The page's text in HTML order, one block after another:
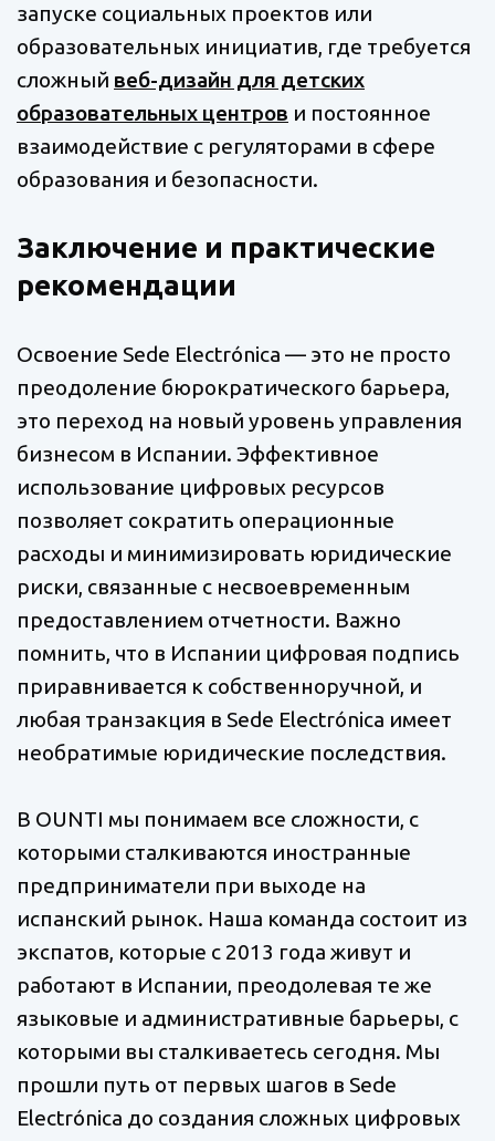
запуске социальных проектов или
образовательных инициатив, где требуется
сложный веб-дизайн для детских
образовательных центров и постоянное
взаимодействие с регуляторами в сфере
образования и безопасности.
Заключение и практические
рекомендации
Освоение Sede Electrónica — это не просто
преодоление бюрократического барьера,
это переход на новый уровень управления
бизнесом в Испании. Эффективное
использование цифровых ресурсов
позволяет сократить операционные
расходы и минимизировать юридические
риски, связанные с несвоевременным
предоставлением отчетности. Важно
помнить, что в Испании цифровая подпись
приравнивается к собственноручной, и
любая транзакция в Sede Electrónica имеет
необратимые юридические последствия.
В OUNTI мы понимаем все сложности, с
которыми сталкиваются иностранные
предприниматели при выходе на
испанский рынок. Наша команда состоит из
экспатов, которые с 2013 года живут и
работают в Испании, преодолевая те же
языковые и административные барьеры, с
которыми вы сталкиваетесь сегодня. Мы
прошли путь от первых шагов в Sede
Electrónica до создания сложных цифровых